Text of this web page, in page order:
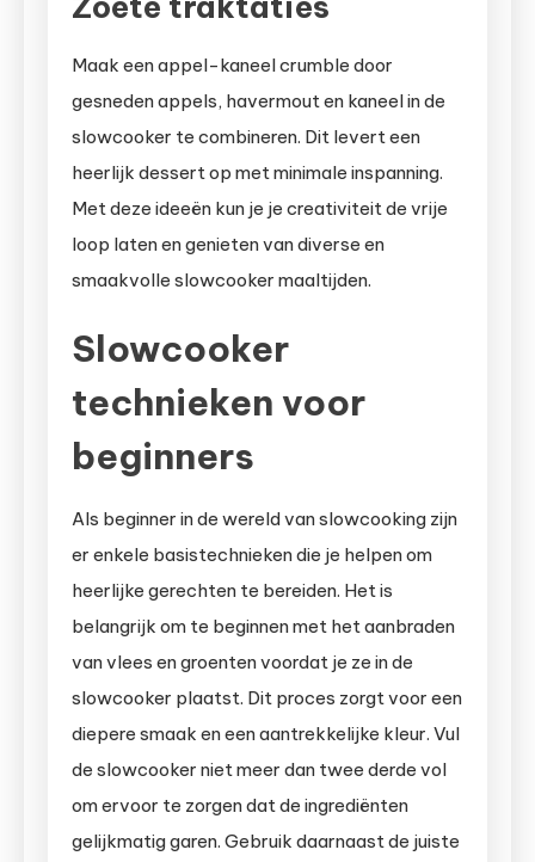
Maak een appel-kaneel crumble door
gesneden appels, havermout en kaneel in de
slowcooker te combineren. Dit levert een
heerlijk dessert op met minimale inspanning.
Met deze ideeën kun je je creativiteit de vrije
loop laten en genieten van diverse en
smaakvolle slowcooker maaltijden.
Slowcooker
technieken voor
beginners
Als beginner in de wereld van slowcooking zijn
er enkele basistechnieken die je helpen om
heerlijke gerechten te bereiden. Het is
belangrijk om te beginnen met het aanbraden
van vlees en groenten voordat je ze in de
slowcooker plaatst. Dit proces zorgt voor een
diepere smaak en een aantrekkelijke kleur. Vul
de slowcooker niet meer dan twee derde vol
om ervoor te zorgen dat de ingrediënten
gelijkmatig garen. Gebruik daarnaast de juiste